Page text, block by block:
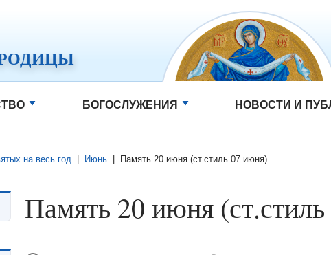
БОГОСЛУЖЕНИЯ НОВОСТИ И
на весь год | Июнь | Память 20 июня (ст.стиль 07 июня)
Память 20 июня